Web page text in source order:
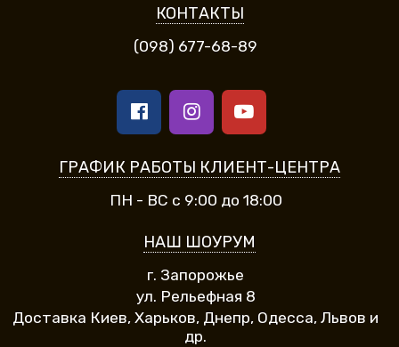
КОНТАКТЫ
(098) 677-68-89
ГРАФИК РАБОТЫ КЛИЕНТ-ЦЕНТРА
ПН - ВС с 9:00 до 18:00
НАШ ШОУРУМ
г. Запорожье
ул. Рельефная 8
Доставка Киев, Харьков, Днепр, Одесса, Львов и
др.